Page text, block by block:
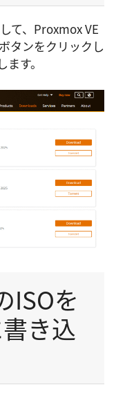
て、Proxmox VE
タンをクリックし
す。
ISOを
き込